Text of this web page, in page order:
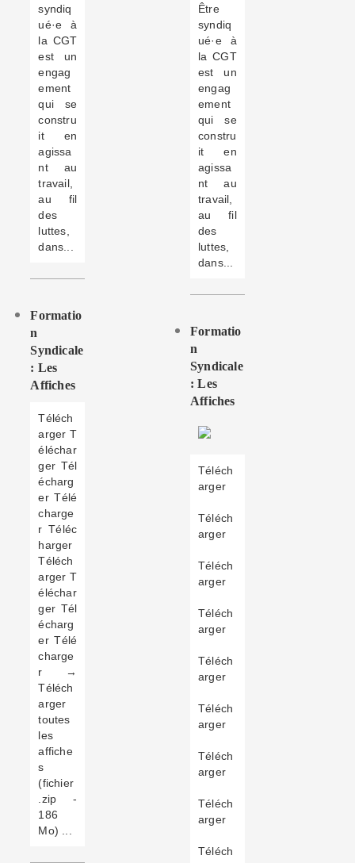
syndiq
ué·e à
la CGT
est un
engag
ement
qui se
constru
it en
agissa
nt au
travail,
au fil
des
luttes,
dans...
Formatio
N
Syndicale
: Les
Affiches
Téléch
arger T
éléchar
ger Tél
écharg
er Télé
charge
r Téléc
harger
Téléch
arger T
éléchar
ger Tél
écharg
er Télé
charge
r →
Téléch
arger
toutes
les
affiche
s
(fichier
.zip -
186
Mo) ...
Être
syndiq
ué·e à
la CGT
est un
engag
ement
qui se
constru
it en
agissa
nt au
travail,
au fil
des
luttes,
dans...
Formatio
N
Syndicale
: Les
Affiches
Téléch
arger
Téléch
arger
Téléch
arger
Téléch
arger
Téléch
arger
Téléch
arger
Téléch
arger
Téléch
arger
Téléch